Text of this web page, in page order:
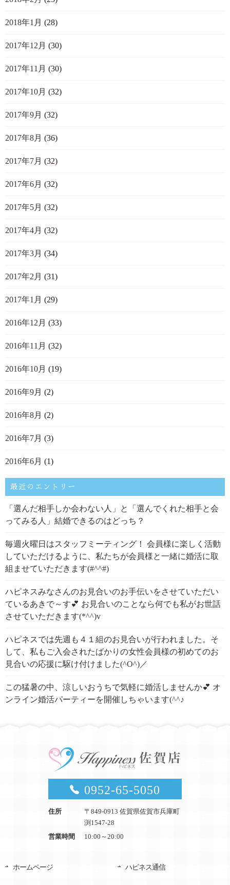
2018年1月 (28)
2017年12月 (30)
2017年11月 (30)
2017年10月 (32)
2017年9月 (32)
2017年8月 (36)
2017年7月 (32)
2017年6月 (32)
2017年5月 (32)
2017年4月 (32)
2017年3月 (34)
2017年2月 (31)
2017年1月 (29)
2016年12月 (33)
2016年11月 (32)
2016年10月 (19)
2016年9月 (2)
2016年8月 (2)
2016年7月 (3)
2016年6月 (1)
最近のエントリー
「選んだ相手しか会わない人」と「選んでくれた相手と会
ってみる人」結婚できるのはどっち？
毎週火曜日はスタッフミーティング！ 会員様に楽しく活動
していただけるように、私たちが会員様と一緒に婚活に取
組ませていただきます(#^^#)
ハピネスみなさんのお見合いのお手伝いをさせていただい
ているあきで～す💕 お見合いのことなら何でも私がお世話
させていただきます(*^^)v
ハピネスでは先週も４１組のお見合いが行われました。そ
して、私もご入会されたばかりの女性会員様の初めてのお
見合いの応援に駆け付けました(^O^)／
この猛暑の中、涼しいおうちで気軽に婚活しませんか💕 オ
ンライン婚活パーティーを開催しちゃいます(^^♪
0952-65-5050
住所
〒849-0913 佐賀県佐賀市兵庫町
渕1547-28
営業時間
10:00～20:00
ホームページ ハピネス通信